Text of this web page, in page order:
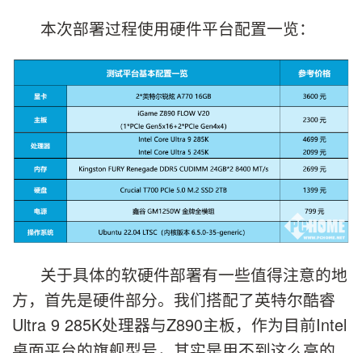
本次部署过程使用硬件平台配置一览：
关于具体的软硬件部署有一些值得注意的地
方，首先是硬件部分。我们搭配了英特尔酷睿
Ultra 9 285K处理器与Z890主板，作为目前Intel